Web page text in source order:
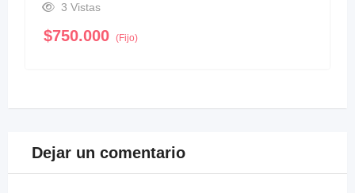
3 Vistas
$750.000 (Fijo)
Dejar un comentario